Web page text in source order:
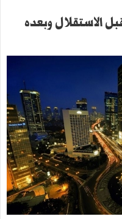
الاستقلال وبعده